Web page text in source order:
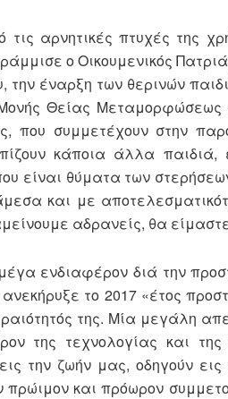
αρνητικές πτυχές της
ο Οικουμενικός
την έναρξη των θερινών
Θείας
που συμμετέχουν στην
κάποια άλλα παιδιά,
είναι θύματα των
και με
αδρανείς, θα
ενδιαφέρον διά την
το 2017 «έτος
της. Μία μεγάλη
της τεχνολογίας και της
την ζωήν μας, οδηγούν εις
πρώιμον και πρόωρον